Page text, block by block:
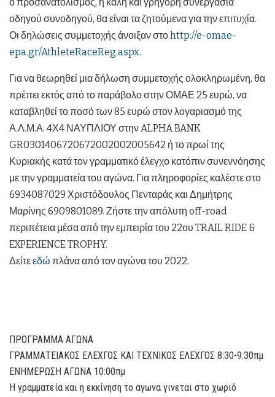
ο προσανατολισμός, η καλή και γρήγορη συνεργασία
οδηγού συνοδηγού, θα είναι τα ζητούμενα για την επιτυχία.
Οι δηλώσεις συμμετοχής άνοιξαν στοhttp://e-omae-
epa.gr/AthleteRaceReg.aspx.
Για να θεωρηθεί μια δήλωση συμμετοχής ολοκληρωμένη, θα
πρέπει εκτός από το παράβολο στην ΟΜΑΕ 25 ευρώ, να
καταβληθεί το ποσό των 85 ευρώ στον λογαριασμό της
Α.Λ.Μ.Α. 4Χ4 ΝΑΥΠΛΙΟΥ στην ALPHA BANK
GR0301406720672002002005642 ή το πρωί της
Κυριακής κατά τον γραμματικό έλεγχο κατόπιν συνεννόησης
με την γραμματεία του αγώνα. Για πληροφορίες καλέστε στο
6934087029 Χριστόδουλος Πενταράς και Δημήτρης
Μαρίνης 6909801089. Ζήστε την απόλυτη off-road
περιπέτεια μέσα από την εμπειρία του 22ου TRAIL RIDE &
EXPERIENCE TROPHY.
Δείτεεδώ πλάνα από τον αγώνα του 2022.
ΠΡΟΓΡΑΜΜΑ ΑΓΩΝΑ
ΓΡΑΜΜΑΤΕΙΑΚΟΣ ΕΛΕΧΓΟΣ ΚΑΙ ΤΕΧΝΙΚΟΣ ΕΛΕΧΓΟΣ 8:30-9:30πμ
ΕΝΗΜΕΡΩΣΗ ΑΓΩΝΑ 10:00πμ
Η γραμματεία και η εκκίνηση το αγωνα γινεται στο χωριό